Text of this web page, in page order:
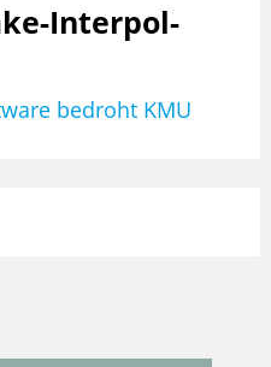
Interpol-
bedroht KMU